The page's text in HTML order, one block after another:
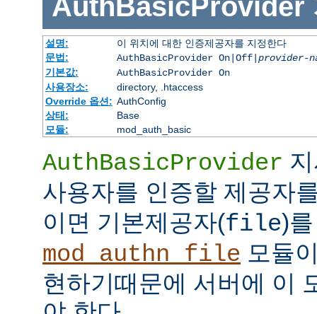
AuthBasicProvider
설명:
이 위치에 대한 인증제공자를 지정한다
문법:
AuthBasicProvider On|Off| provider-
기본값:
AuthBasicProvider On
사용장소:
directory, .htaccess
Override 옵션: AuthConfig
상태:
Base
모듈:
mod_auth_basic
AuthBasicProvider
사용자를 인증할 제공자
이면 기본제공자(file)
mod_authn_file 모듈
현하기때문에 서버에 이